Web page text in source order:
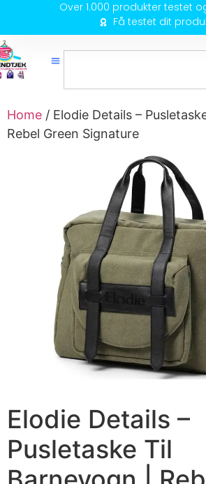
Over 1.000 produkter testet
Få testet dit
Home / Elodie Details –
Rebel Green Signature
Elodie Details –
Pusletaske Til